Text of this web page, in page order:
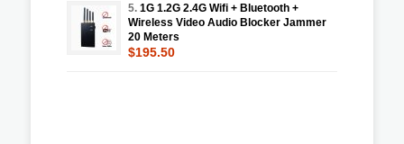
5. 1G 1.2G 2.4G Wifi + Bluetooth +
Wireless Video Audio Blocker Jammer
20 Meters
$195.50